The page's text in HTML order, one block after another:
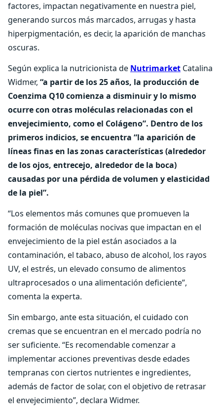
factores, impactan negativamente en nuestra piel,
generando surcos más marcados, arrugas y hasta
hiperpigmentación, es decir, la aparición de manchas
oscuras.
Según explica la nutricionista de Nutrimarket Catalina
Widmer, “a partir de los 25 años, la producción de
Coenzima Q10 comienza a disminuir y lo mismo
ocurre con otras moléculas relacionadas con el
envejecimiento, como el Colágeno”. Dentro de los
primeros indicios, se encuentra “la aparición de
líneas finas en las zonas características (alrededor
de los ojos, entrecejo, alrededor de la boca)
causadas por una pérdida de volumen y elasticidad
de la piel”.
“Los elementos más comunes que promueven la
formación de moléculas nocivas que impactan en el
envejecimiento de la piel están asociados a la
contaminación, el tabaco, abuso de alcohol, los rayos
UV, el estrés, un elevado consumo de alimentos
ultraprocesados o una alimentación deficiente”,
comenta la experta.
Sin embargo, ante esta situación, el cuidado con
cremas que se encuentran en el mercado podría no
ser suficiente. “Es recomendable comenzar a
implementar acciones preventivas desde edades
tempranas con ciertos nutrientes e ingredientes,
además de factor de solar, con el objetivo de retrasar
el envejecimiento”, declara Widmer.